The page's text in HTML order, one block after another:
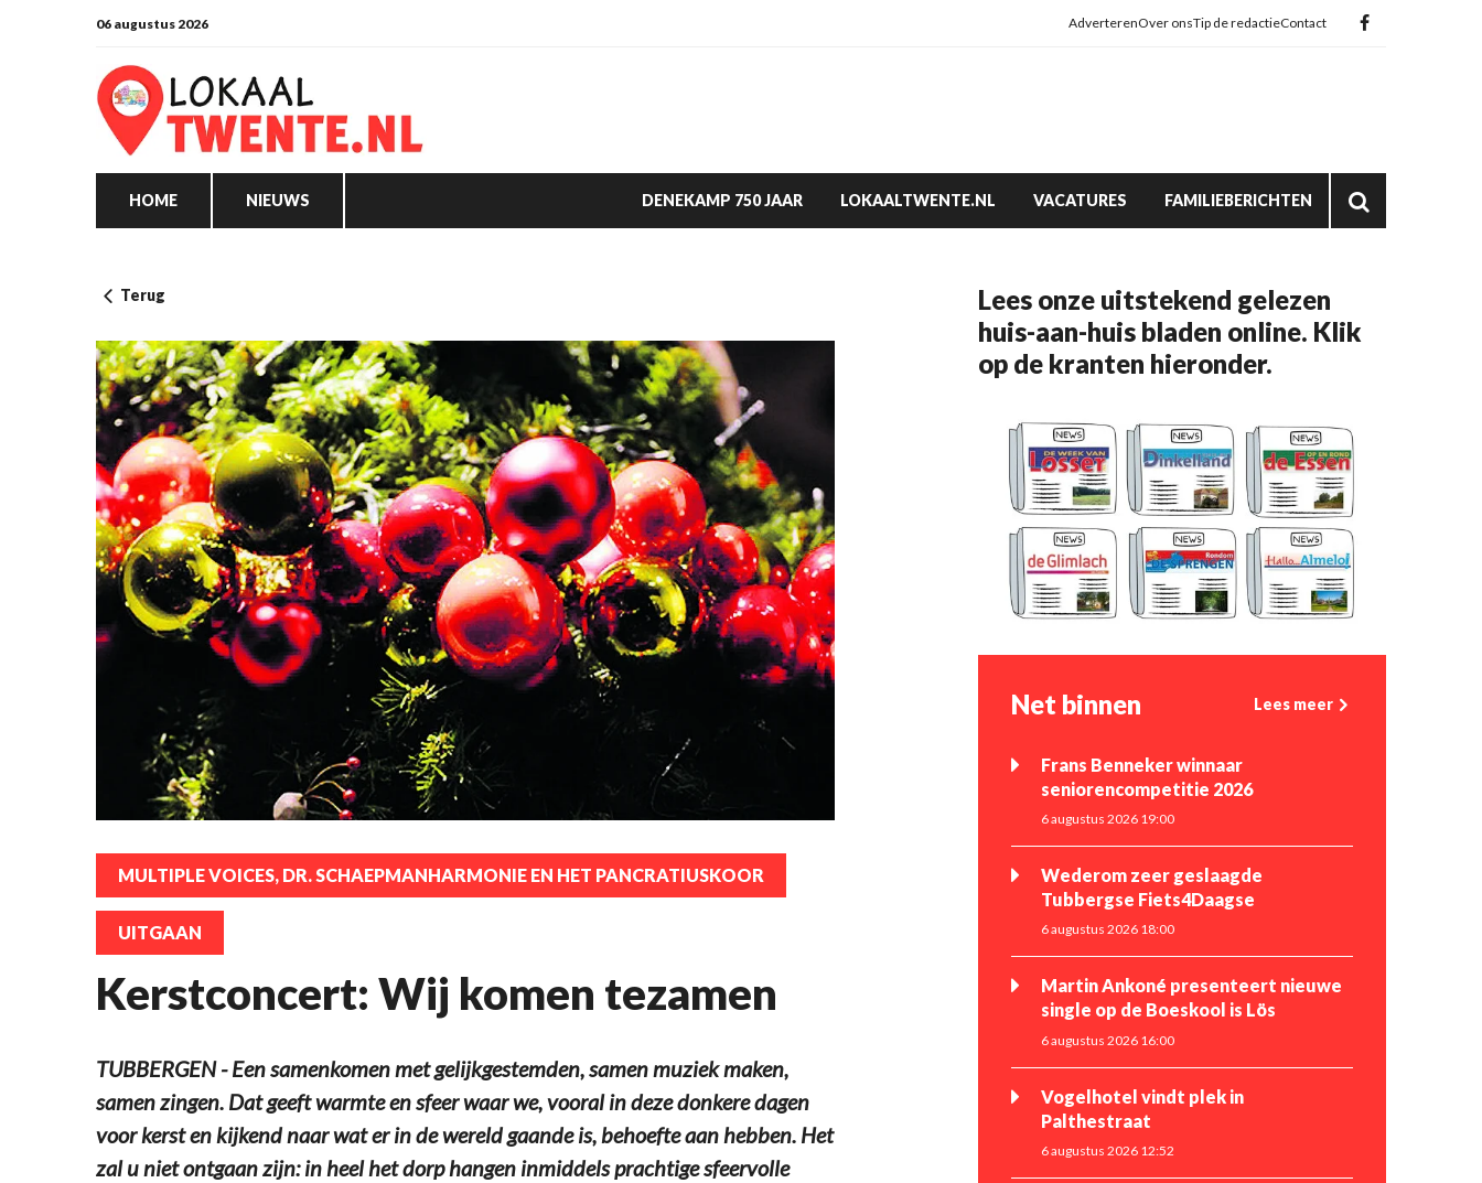
06 augustus 2026 AdverterenOver onsTip de redactieContact
HOME NIEUWS DENEKAMP 750 JAAR LOKAALTWENTE.NL VACATURES FAMILIEBERICHTEN
Terug
MULTIPLE VOICES, DR. SCHAEPMANHARMONIE EN HET PANCRATIUSKOOR
UITGAAN
Kerstconcert: Wij komen tezamen
TUBBERGEN - Een samenkomen met gelijkgestemden, samen muziek maken,
samen zingen. Dat geeft warmte en sfeer waar we, vooral in deze donkere dagen
voor kerst en kijkend naar wat er in de wereld gaande is, behoefte aan hebben. Het
zal u niet ontgaan zijn: in heel het dorp hangen inmiddels prachtige sfeervolle
Lees onze uitstekend gelezen
huis-aan-huis bladen online. Klik
op de kranten hieronder.
Net binnen Lees meer
Frans Benneker winnaar
seniorencompetitie 2026
6 augustus 2026 19:00
Wederom zeer geslaagde
Tubbergse Fiets4Daagse
6 augustus 2026 18:00
Martin Ankoné presenteert nieuwe
single op de Boeskool is Lös
6 augustus 2026 16:00
Vogelhotel vindt plek in
Palthestraat
6 augustus 2026 12:52